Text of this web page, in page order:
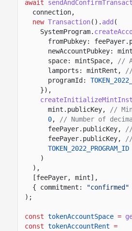
await
connection,
new Transaction(). add (
SystemProgram.
fromPubkey:
newAccountPubkey:
space: mintSpace,
//
lamports: mintRent,
programId:
}),
mint.publicKey,
//
0,
// Number of
feePayer.publicKey,
feePayer.publicKey,
TOKEN_2022_PROGRAM_ID
)
),
[feePayer, mint],
{ commitment:
"confirmed"
);
const tokenAccountSpace =
const tokenAccountRent =